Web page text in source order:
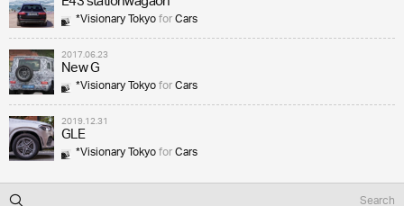
*Visionary TokyoforCars
2017.06.23
New G
*Visionary TokyoforCars
2019.12.31
GLE
*Visionary TokyoforCars